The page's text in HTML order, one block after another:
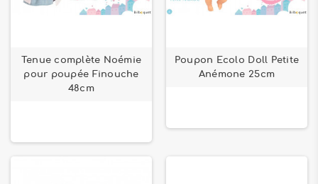
Tenue complète Noémie
pour poupée Finouche
48cm
Poupon Ecolo Doll Petite
Anémone 25cm